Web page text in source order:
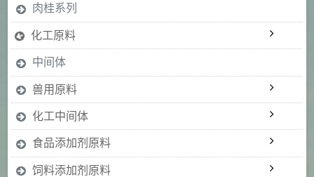
肉桂系列
化工原料
中间体
兽用原料
化工中间体
食品添加剂原料
饲料添加剂原料